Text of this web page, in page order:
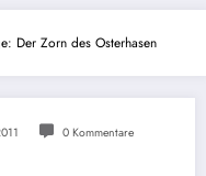
Der Zorn des Osterhasen
0 Kommentare